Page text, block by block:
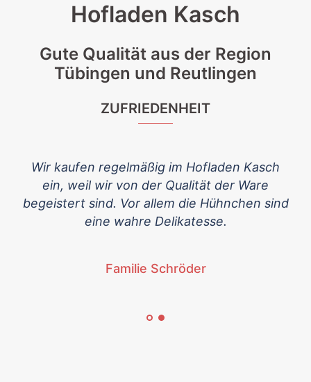
Hofladen Kasch
Gute Qualität aus der Region
Tübingen und Reutlingen
ZUFRIEDENHEIT
Wir kaufen regelmäßig im Hofladen Kasch
ein, weil wir von der Qualität der Ware
begeistert sind. Vor allem die Hühnchen sind
eine wahre Delikatesse.
Familie Schröder